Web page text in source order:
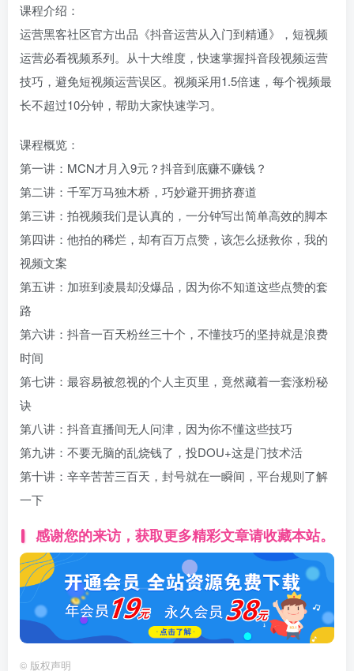
课程介绍：
运营黑客社区官方出品《抖音运营从入门到精通》，短视频
运营必看视频系列。从十大维度，快速掌握抖音段视频运营
技巧，避免短视频运营误区。视频采用1.5倍速，每个视频最
长不超过10分钟，帮助大家快速学习。
课程概览：
第一讲：MCN才月入9元？抖音到底赚不赚钱？
第二讲：千军万马独木桥，巧妙避开拥挤赛道
第三讲：拍视频我们是认真的，一分钟写出简单高效的脚本
第四讲：他拍的稀烂，却有百万点赞，该怎么拯救你，我的
视频文案
第五讲：加班到凌晨却没爆品，因为你不知道这些点赞的套
路
第六讲：抖音一百天粉丝三十个，不懂技巧的坚持就是浪费
时间
第七讲：最容易被忽视的个人主页里，竟然藏着一套涨粉秘
诀
第八讲：抖音直播间无人问津，因为你不懂这些技巧
第九讲：不要无脑的乱烧钱了，投DOU+这是门技术活
第十讲：辛辛苦苦三百天，封号就在一瞬间，平台规则了解
一下
感谢您的来访，获取更多精彩文章请收藏本站。
© 版权声明